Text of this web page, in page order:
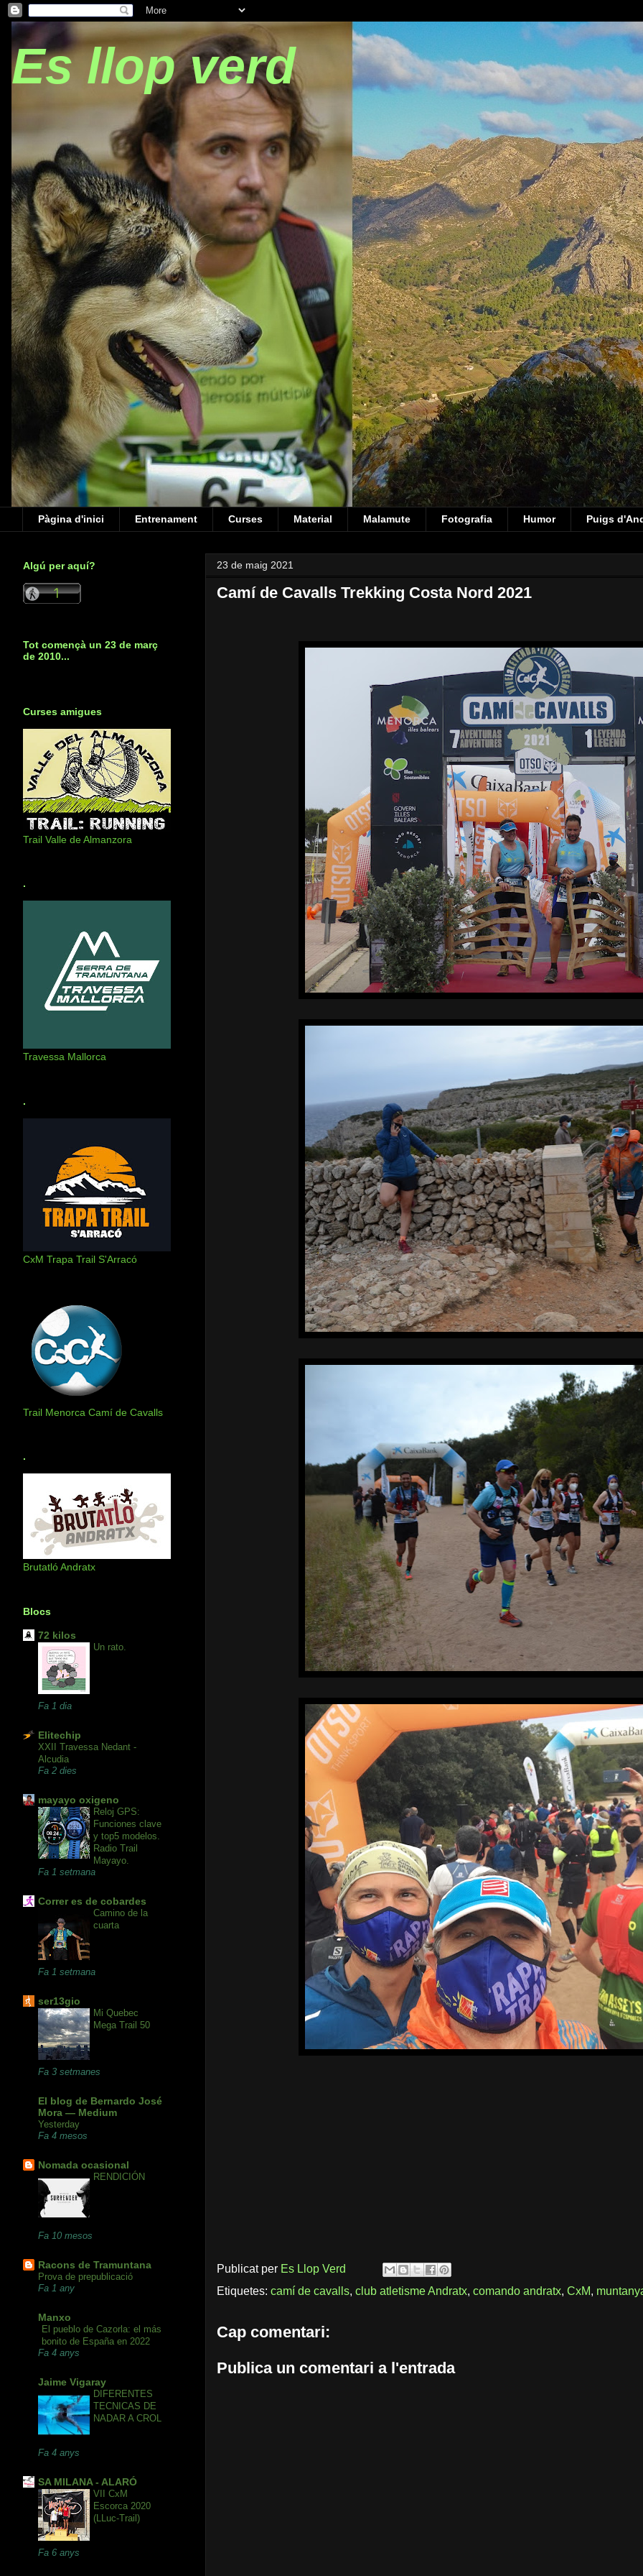
Es llop verd
Pàgina d'inici Entrenament Curses Material Malamute Fotografia Humor Puigs
23 de maig 2021
Camí de Cavalls Trekking Costa Nord 2021
Publicat per Es Llop Verd
Etiquetes: camí de cavalls, club atletisme Andratx, comando andratx, CxM,
Cap comentari:
Publica un comentari a l'entrada
Algú per aquí?
Tot començà un 23 de març
de 2010...
Curses amigues
Trail Valle de Almanzora
.
Travessa Mallorca
.
CxM Trapa Trail S'Arracó
Trail Menorca Camí de Cavalls
.
Brutatló Andratx
Blocs
72 kilos
Un rato.
Fa 1 dia
Elitechip
XXII Travessa Nedant -
Alcudia
Fa 2 dies
mayayo oxigeno
Reloj GPS:
Funciones clave
y top5 modelos.
Radio Trail
Mayayo.
Fa 1 setmana
Correr es de cobardes
Camino de la
cuarta
Fa 1 setmana
ser13gio
Mi Quebec
Mega Trail 50
Fa 3 setmanes
El blog de Bernardo José
Mora — Medium
Yesterday
Fa 4 mesos
Nomada ocasional
RENDICIÓN
Fa 10 mesos
Racons de Tramuntana
Prova de prepublicació
Fa 1 any
Manxo
El pueblo de Cazorla: el más
bonito de España en 2022
Fa 4 anys
Jaime Vigaray
DIFERENTES
TECNICAS DE
NADAR A CROL
Fa 4 anys
SA MILANA - ALARÓ
VII CxM
Escorca 2020
(LLuc-Trail)
Fa 6 anys